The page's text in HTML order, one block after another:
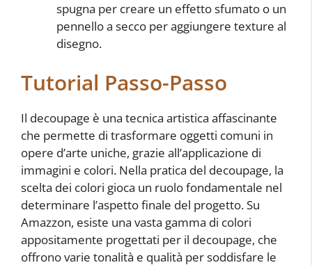
spugna per creare un effetto sfumato o un
pennello a secco per aggiungere texture al
disegno.
Tutorial Passo-Passo
Il decoupage è una tecnica artistica affascinante
che permette di trasformare oggetti comuni in
opere d’arte uniche, grazie all’applicazione di
immagini e colori. Nella pratica del decoupage, la
scelta dei colori gioca un ruolo fondamentale nel
determinare l’aspetto finale del progetto. Su
Amazzon, esiste una vasta gamma di colori
appositamente progettati per il decoupage, che
offrono varie tonalità e qualità per soddisfare le